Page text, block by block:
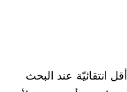
انتقائيّة عند البحث